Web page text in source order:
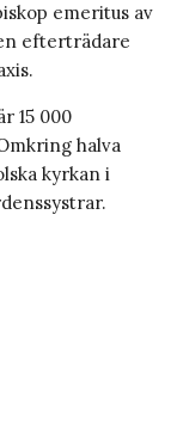
emeritus av
efterträdare
15 000
halva
kyrkan i